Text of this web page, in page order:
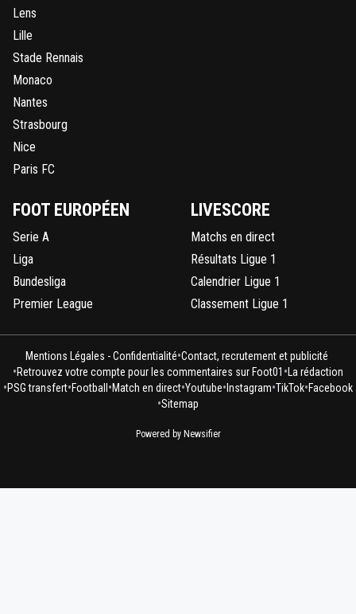
Lens
Lille
Stade Rennais
Monaco
Nantes
Strasbourg
Nice
Paris FC
FOOT EUROPÉEN
Serie A
Liga
Bundesliga
Premier League
LIVESCORE
Matchs en direct
Résultats Ligue 1
Calendrier Ligue 1
Classement Ligue 1
Mentions Légales - Confidentialité•Contact, recrutement et publicité
•Retrouvez votre compte pour les commentaires sur Foot01 • La rédaction
•PSG transfert•Football •Match en direct•Youtube• Instagram•TikTok•Facebook
•Sitemap
Powered by Newsifier